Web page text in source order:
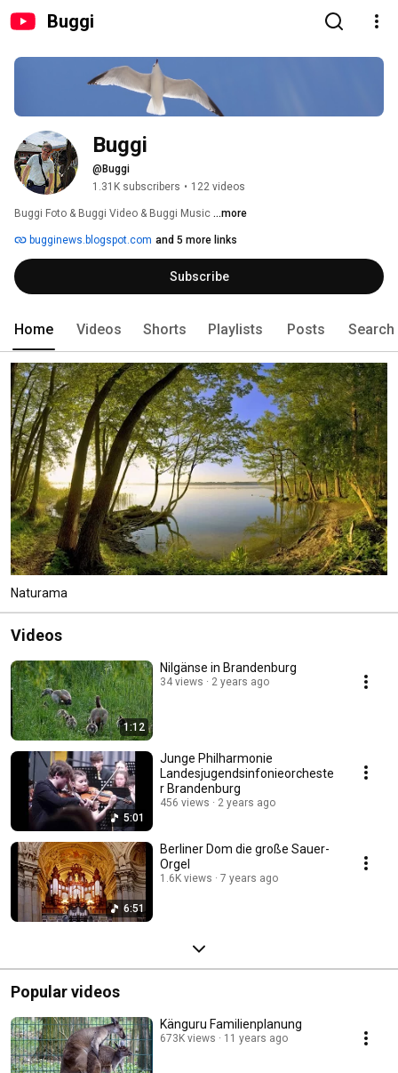
Buggi
Buggi
@Buggi
1.31K subscribers • 122 videos
Buggi Foto & Buggi Video & Buggi Music ...more
bugginews.blogspot.com and 5 more links
Subscribe
Home Videos Shorts Playlists Posts Search
Naturama
Videos
1:12
Nilgänse in Brandenburg
34 views 2 years ago
5:01
Junge Philharmonie
Landesjugendsinfonieorcheste
r Brandenburg
456 views 2 years ago
6:51
Berliner Dom die große Sauer-
Orgel
1.6K views 7 years ago
Popular videos
Känguru Familienplanung
673K views 11 years ago